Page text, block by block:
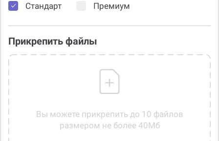
Стандарт Премиум
Прикрепить файлы
Вы можете прикрепить до 10 файлов
размером не более 40Мб